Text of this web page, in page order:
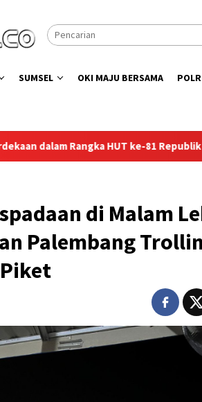
SUMSEL OKI MAJU BERSAMA
Indonesia Lapas
di Malam
Palembang